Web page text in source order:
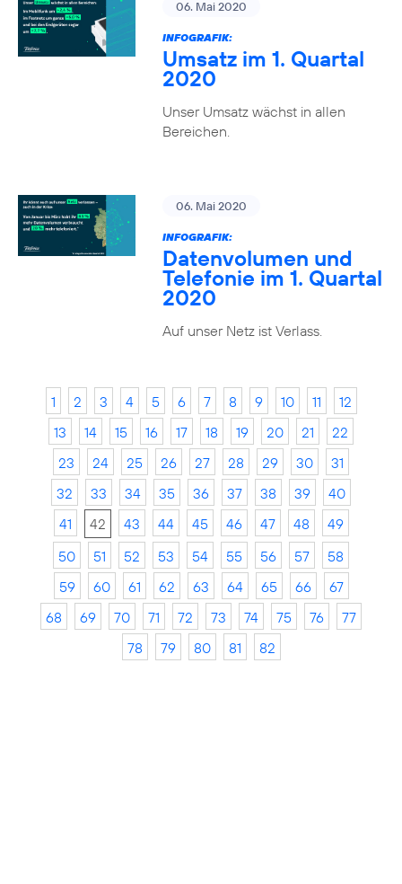
06. Mai 2020
INFOGRAFIK:
Umsatz im 1. Quartal
2020
Unser Umsatz wächst in allen
Bereichen.
06. Mai 2020
INFOGRAFIK:
Datenvolumen und
Telefonie im 1. Quartal
2020
Auf unser Netz ist Verlass.
1 2 3 4 5 6 7 8 9 10 11
12
13
14 15 16 17 18 19 20 21
22
23
24 25 26 27 28 29 30
31
32
33 34 35 36 37 38 39
40
41
42 43 44 45 46 47 48
49
50
51 52 53 54 55 56 57
58
59
60 61 62 63 64 65 66
67
68
69 70 71 72 73 74 75 76
77
78
79 80 81 82